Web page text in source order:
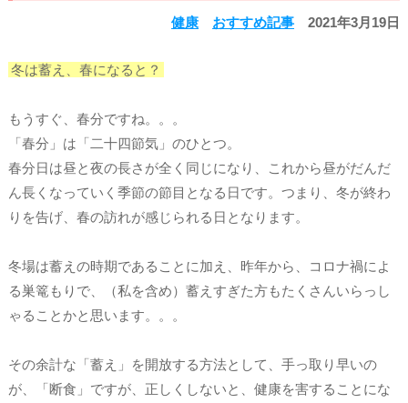
2021年3月19日
おすすめ記事
健康
冬は蓄え、春になると？
もうすぐ、春分ですね。。。
「春分」は「二十四節気」のひとつ。
春分日は昼と夜の長さが全く同じになり、これから昼がだんだ
ん長くなっていく季節の節目となる日です。つまり、冬が終わ
りを告げ、春の訪れが感じられる日となります。
冬場は蓄えの時期であることに加え、昨年から、コロナ禍によ
る巣篭もりで、（私を含め）蓄えすぎた方もたくさんいらっし
ゃることかと思います。。。
その余計な「蓄え」を開放する方法として、手っ取り早いの
が、「断食」ですが、正しくしないと、健康を害することにな